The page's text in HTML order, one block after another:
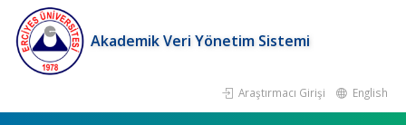
Akademik Veri Yönetim Sistemi
Araştırmacı Girişi English